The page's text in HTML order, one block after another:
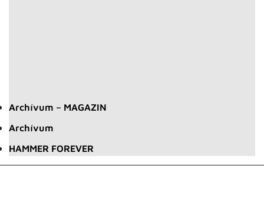
Archívum – MAGAZIN
Archívum
HAMMER FOREVER